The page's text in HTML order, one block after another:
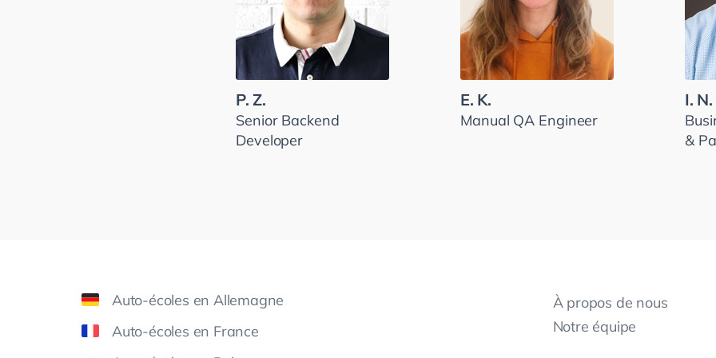
P. Z.
Senior Backend
Developer
E. K.
Manual QA Engineer
I. N.
&
Auto-écoles en Allemagne
Auto-écoles en France
À propos de nous
Notre équipe